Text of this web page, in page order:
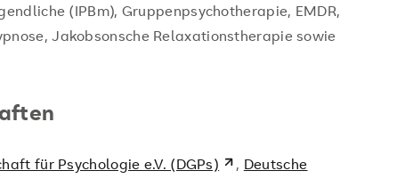
(IPBm), Gruppenpsychotherapie, EMDR,
Jakobsonsche Relaxationstherapie sowie
für Psychologie e.V. (DGPs) , Deutsche